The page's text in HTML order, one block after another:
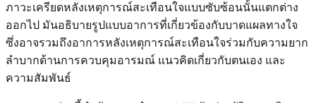
ภาวะเครียดหลังเหตุการณ์สะเทือนใจแบบซับซ้อนนั้นแตกต่าง
ออกไป มันอธิบายรูปแบบอาการที่เกี่ยวข้องกับบาดแผลทางใจ
ซึ่งอาจรวมถึงอาการหลังเหตุการณ์สะเทือนใจร่วมกับความยาก
ลำบากด้านการควบคุมอารมณ์ แนวคิดเกี่ยวกับตนเอง และ
ความสัมพันธ์